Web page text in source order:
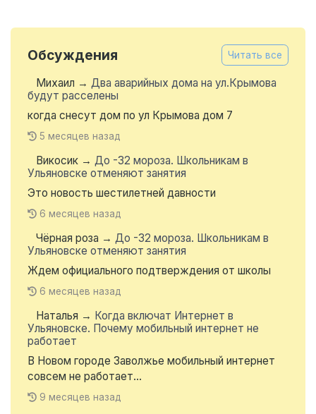
Обсуждения Читать все
Михаил → Два аварийных дома на ул.Крымова
будут расселены
когда снесут дом по ул Крымова дом 7
5 месяцев назад
Викосик → До -32 мороза. Школьникам в
Ульяновске отменяют занятия
Это новость шестилетней давности
6 месяцев назад
Чёрная роза → До -32 мороза. Школьникам в
Ульяновске отменяют занятия
Ждем официального подтверждения от школы
6 месяцев назад
Наталья → Когда включат Интернет в
Ульяновске. Почему мобильный интернет не
работает
В Новом городе Заволжье мобильный интернет
совсем не работает...
9 месяцев назад